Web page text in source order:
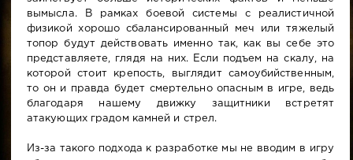
вымысла. В рамках боевой системы с реалистичной
физикой хорошо сбалансированный меч или тяжелый
топор будут действовать именно так, как вы себе это
представляете, глядя на них. Если подъем на скалу, на
которой стоит крепость, выглядит самоубийственным,
то он и правда будет смертельно опасным в игре, ведь
благодаря нашему движку защитники встретят
атакующих градом камней и стрел.
Из-за такого подхода к разработке мы не вводим в игру